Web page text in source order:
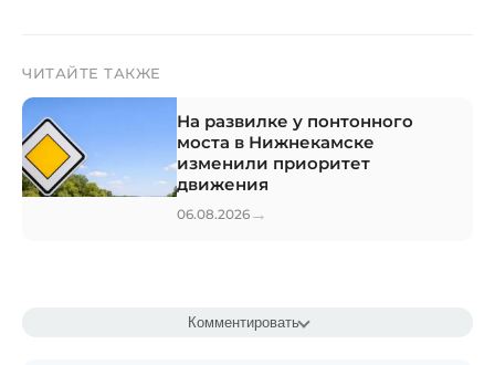
ЧИТАЙТЕ ТАКЖЕ
На развилке у понтонного
моста в Нижнекамске
изменили приоритет
движения
06.08.2026 →
Комментировать